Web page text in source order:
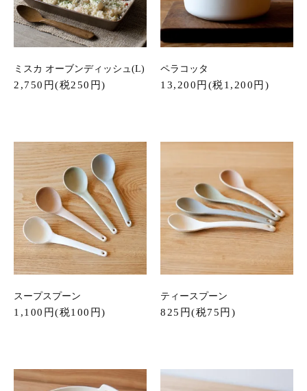
ミスカ オーブンディッシュ(L)
2,750円(税250円)
ペラコッタ
13,200円(税1,200円)
スープスプーン
1,100円(税100円)
ティースプーン
825円(税75円)